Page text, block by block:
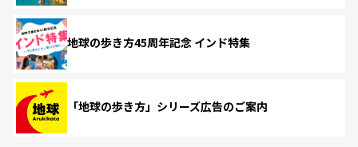
地球の歩き方45周年記念 インド特集
「地球の歩き方」シリーズ広告のご案内